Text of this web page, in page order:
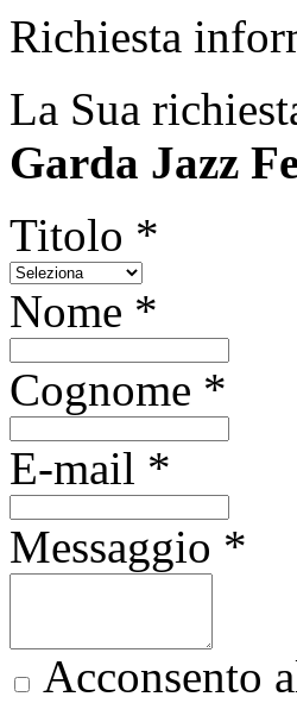
Richiesta
La Sua
Garda Jazz
Titolo *
Nome *
Cognome *
E-mail *
Messaggio *
Acconsento